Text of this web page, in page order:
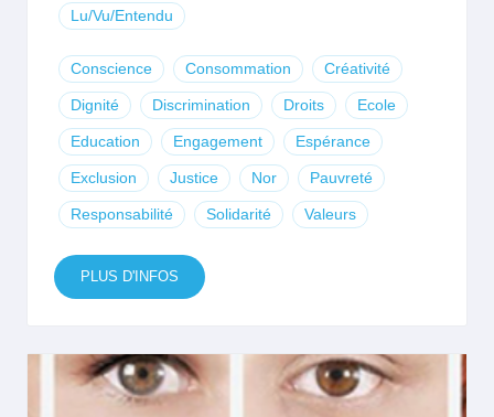
Lu/Vu/Entendu
Conscience Consommation Créativité
Dignité Discrimination Droits Ecole
Education Engagement Espérance
Exclusion Justice Nor Pauvreté
Responsabilité Solidarité Valeurs
PLUS D'INFOS